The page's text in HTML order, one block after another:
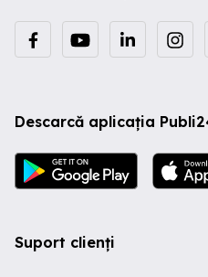
Descarcă aplicația
Suport clienți